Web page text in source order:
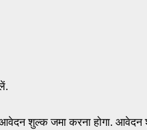
शुल्क जमा करना होगा.